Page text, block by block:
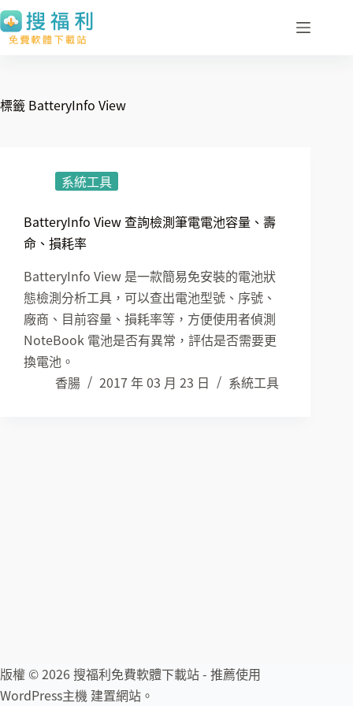
跳
至
內
容
標籤 BatteryInfo View
系統工具
BatteryInfo View 查詢檢測筆電電池容量、壽
命、損耗率
BatteryInfo View 是一款簡易免安裝的電池狀
態檢測分析工具，可以查出電池型號、序號、
廠商、目前容量、損耗率等，方便使用者偵測
NoteBook 電池是否有異常，評估是否需要更
換電池。
香腸
2017 年 03 月 23 日 系統工具
版權 © 2026 搜福利免費軟體下載站 - 推薦使用
WordPress主機 建置網站。